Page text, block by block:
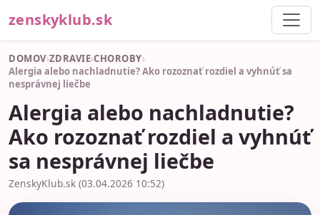
zenskyklub.sk
DOMOV›ZDRAVIE›CHOROBY›
Alergia alebo nachladnutie? Ako rozoznať rozdiel a vyhnúť sa
nesprávnej liečbe
Alergia alebo nachladnutie?
Ako rozoznať rozdiel a vyhnúť
sa nesprávnej liečbe
ZenskyKlub.sk (03.04.2026 10:52)